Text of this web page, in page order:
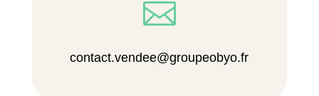

contact.vendee@groupeobyo.fr